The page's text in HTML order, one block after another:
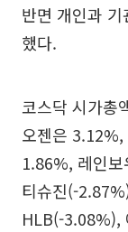
반면 개인과
했다.
코스닥 시가총
오젠은
1.86%, 레인
티슈진(-
HLB(-3.08%),